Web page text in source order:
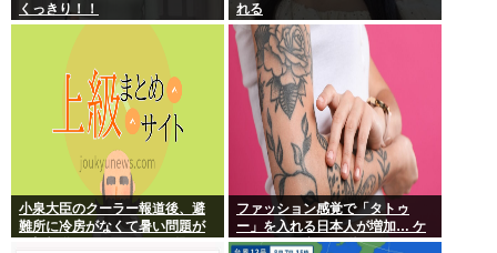
くっきり！！
れる
小泉大臣のクーラー報道後、避
難所に冷房がなくて暑い問題が
ファッション感覚で「タトゥ
ー」を入れる日本人が増加… ケ
ンモメンの意見を聞きたい。